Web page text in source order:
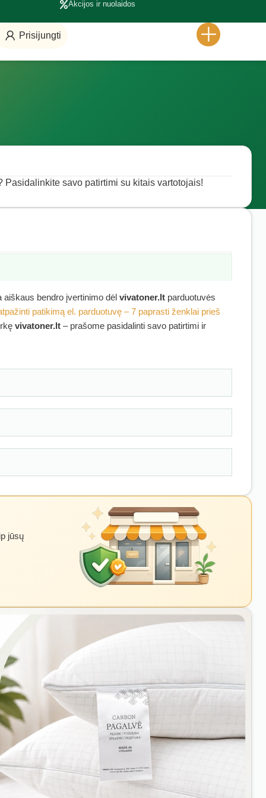
Akcijos ir nuolaidos
Prisijungti
savo patirtimi su kitais vartotojais!
aiškaus bendro įvertinimo dėl vivatoner.lt parduotuvės
patikimą el. parduotuvę – 7 paprasti ženklai prieš
vivatoner.lt – prašome pasidalinti savo patirtimi ir
jūsų